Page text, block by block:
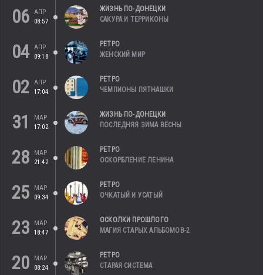
06
АПР
08:57
ЖИЗНЬ ПО-ДОНЕЦКИ
САКУРА И ТЕРРИКОНЫ
04 АПР
09:18
РЕТРО
ЖЕНСКИЙ МИР
02
АПР
17:04
РЕТРО
ЧЕМПИОНЫ ПЯТНАШКИ
31
МАР
17:02
ЖИЗНЬ ПО-ДОНЕЦКИ
ПОСЛЕДНЯЯ ЗИМА ВЕСНЫ
28
МАР
21:42
РЕТРО
ОСКОРБЛЕНИЕ ЛЕНИНА
25
МАР
09:34
РЕТРО
ОЧКАТЫЙ И УСАТЫЙ
23
МАР
18:47
ОСКОЛКИ ПРОШЛОГО
МАГИЯ СТАРЫХ АЛЬБОМОВ-2
20
МАР
08:24
РЕТРО
СТАРАЯ СИСТЕМА